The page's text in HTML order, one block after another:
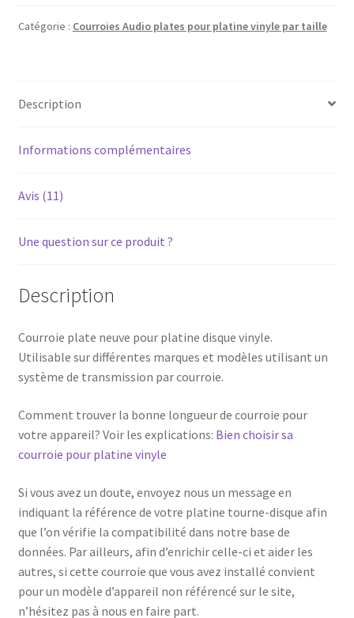
pour
175mm
550mm,
Catégorie : Courroies Audio plates pour platine vinyle par taille
Description
Informations complémentaires
Avis (11)
Une question sur ce produit ?
Description
Courroie plate neuve pour platine disque vinyle.
Utilisable sur différentes marques et modèles utilisant un
système de transmission par courroie.
Comment trouver la bonne longueur de courroie pour
votre appareil? Voir les explications: Bien choisir sa
courroie pour platine vinyle
Si vous avez un doute, envoyez nous un message en
indiquant la référence de votre platine tourne-disque afin
que l’on vérifie la compatibilité dans notre base de
données. Par ailleurs, afin d’enrichir celle-ci et aider les
autres, si cette courroie que vous avez installé convient
pour un modèle d’appareil non référencé sur le site,
n’hésitez pas à nous en faire part.